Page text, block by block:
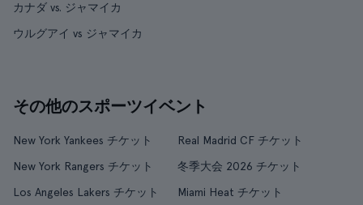
カナダ vs. ジャマイカ
ウルグアイ vs ジャマイカ
その他のスポーツイベント
New York Yankees チケット
Real Madrid CF チケット
New York Rangers チケット
冬季大会 2026 チケット
Los Angeles Lakers チケット
Miami Heat チケット